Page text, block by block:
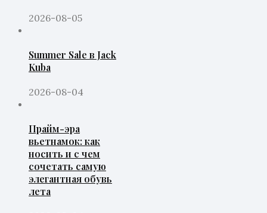
2026-08-05
Summer Sale в Jack
Kuba
2026-08-04
Прайм-эра
вьетнамок: как
носить и с чем
сочетать самую
элегантная обувь
лета